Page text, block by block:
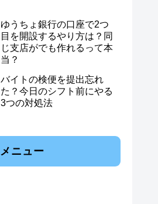
ゆうちょ銀行の口座で2つ
目を開設するやり方は？同
じ支店がでも作れるって本
当？
バイトの検便を提出忘れ
た？今日のシフト前にやる
3つの対処法
メニュー